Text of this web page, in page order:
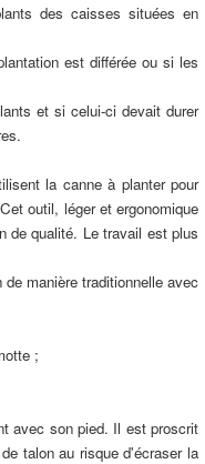
des caisses situées en
est différée ou si les
et si celui-ci devait durer
la canne à planter pour
outil, léger et ergonomique
de qualité. Le travail est plus
manière traditionnelle avec
;
avec son pied. Il est proscrit
talon au risque d'écraser la